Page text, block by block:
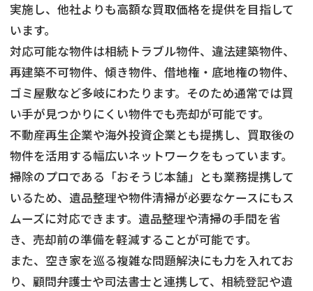
実施し、他社よりも高額な買取価格を提供を目指して
います。
対応可能な物件は相続トラブル物件、違法建築物件、
再建築不可物件、傾き物件、借地権・底地権の物件、
ゴミ屋敷など多岐にわたります。そのため通常では買
い手が見つかりにくい物件でも売却が可能です。
不動産再生企業や海外投資企業とも提携し、買取後の
物件を活用する幅広いネットワークをもっています。
掃除のプロである「おそうじ本舗」とも業務提携して
いるため、遺品整理や物件清掃が必要なケースにもス
ムーズに対応できます。遺品整理や清掃の手間を省
き、売却前の準備を軽減することが可能です。
また、空き家を巡る複雑な問題解決にも力を入れてお
り、顧問弁護士や司法書士と連携して、相続登記や遺